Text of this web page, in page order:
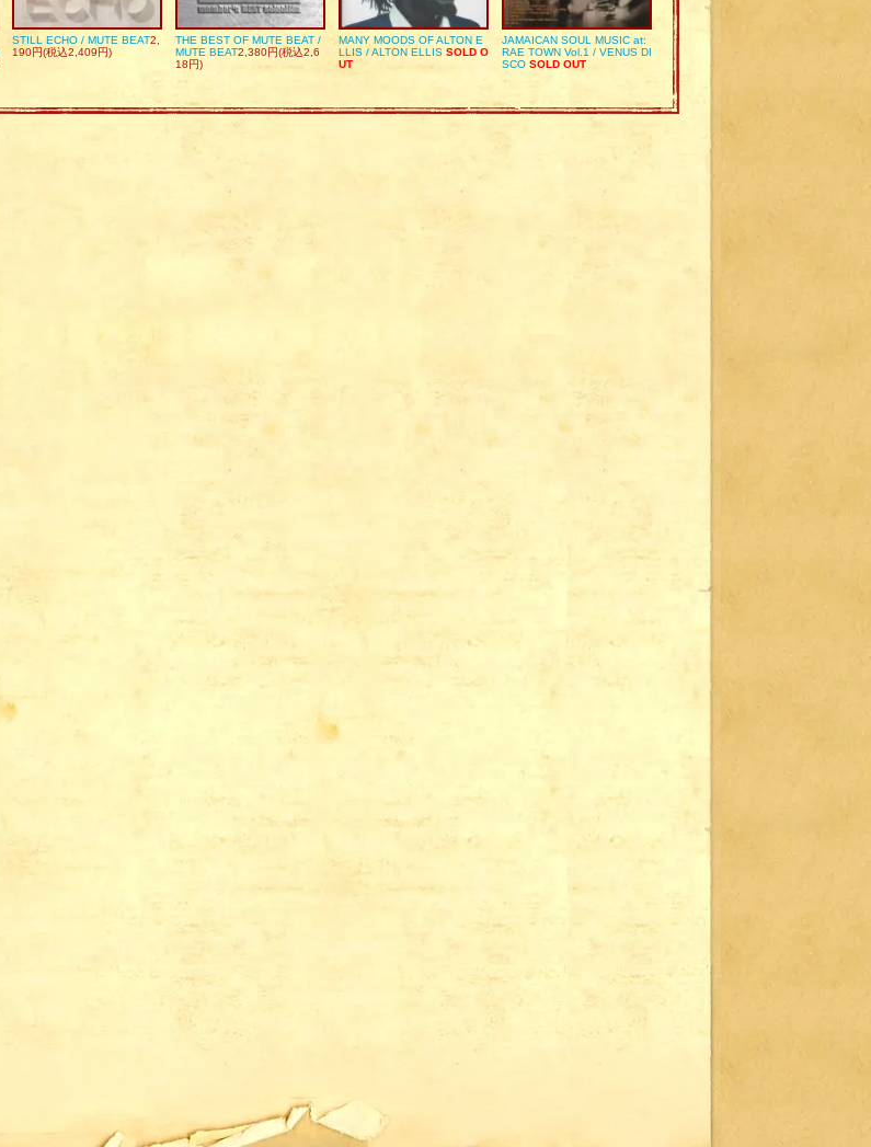
STILL ECHO / MUTE BEAT2,
190円(税込2,409円)
THE BEST OF MUTE BEAT /
MUTE BEAT2,380円(税込2,6
18円)
MANY MOODS OF ALTON E
LLIS / ALTON ELLIS SOLD O
UT
JAMAICAN SOUL MUSIC at:
RAE TOWN Vol.1 / VENUS DI
SCO SOLD OUT